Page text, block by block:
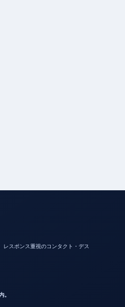
レスポンス重視のコンタクト・デス
。